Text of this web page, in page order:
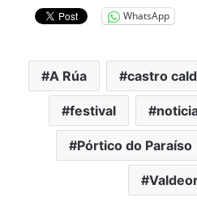
WhatsApp
A Rúa castro
festival
Pórtico do Paraíso